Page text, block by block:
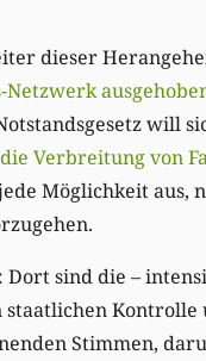
dieser
will
Verbreitung von
Möglichkeit aus,
sind die –
Stimmen,